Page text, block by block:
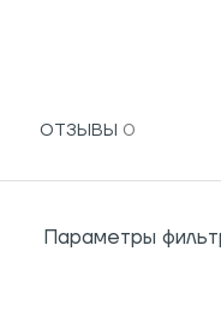
ОТЗЫВЫ
Параметры